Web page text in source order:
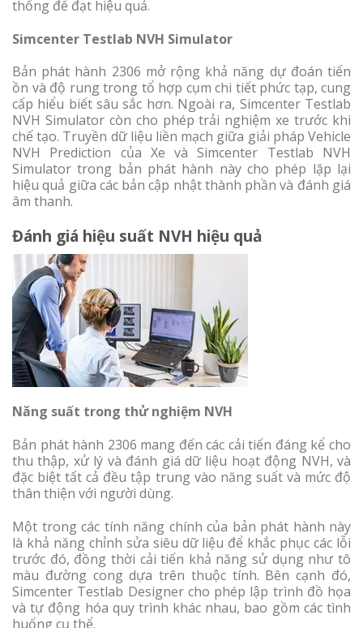
thống để đạt hiệu quả.
Simcenter Testlab NVH Simulator
Bản phát hành 2306 mở rộng khả năng dự đoán tiến
ồn và độ rung trong tổ hợp cụm chi tiết phức tạp, cung
cấp hiểu biết sâu sắc hơn. Ngoài ra, Simcenter Testlab
NVH Simulator còn cho phép trải nghiệm xe trước khi
chế tạo. Truyền dữ liệu liền mạch giữa giải pháp Vehicle
NVH Prediction của Xe và Simcenter Testlab NVH
Simulator trong bản phát hành này cho phép lặp lại
hiệu quả giữa các bản cập nhật thành phần và đánh giá
âm thanh.
Đánh giá hiệu suất NVH hiệu quả
Năng suất trong thử nghiệm NVH
Bản phát hành 2306 mang đến các cải tiến đáng kể cho
thu thập, xử lý và đánh giá dữ liệu hoạt động NVH, và
đặc biệt tất cả đều tập trung vào năng suất và mức độ
thân thiện với người dùng.
Một trong các tính năng chính của bản phát hành này
là khả năng chỉnh sửa siêu dữ liệu để khắc phục các lỗi
trước đó, đồng thời cải tiến khả năng sử dụng như tô
màu đường cong dựa trên thuộc tính. Bên cạnh đó,
Simcenter Testlab Designer cho phép lập trình đồ họa
và tự động hóa quy trình khác nhau, bao gồm các tình
huống cụ thể.